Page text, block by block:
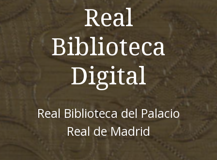
Real
Biblioteca
Digital
Real Biblioteca del Palacio
Real de Madrid